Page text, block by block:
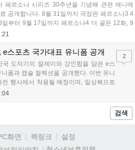
페르소나 시리즈 30주년을 기념해 관련 애니메
공개합니다. 8월 31일까지 극장판 페르소나3 4
부터 9월 17일까지 페르소나4 더 골든 12화, 9
까지 페르소나5 시리즈가 순차 공개됩니다. 또한
소개될 예정입니다....
e스포츠 국가대표 유니폼 공개
국 도자기의 절제미와 강인함을 담은 e스
폼과 캡슐 컬렉션을 공개했다. 이번 유니
행사에서 착용될 예정이며, 일상복으로
월 28일부터 골스튜디오 공식 홈페이지
2
검색
화면 퀵링크
설정